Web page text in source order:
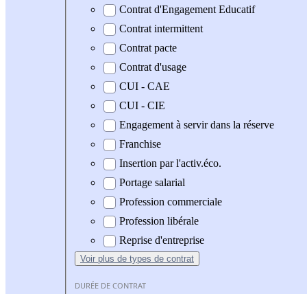
Contrat d'Engagement Educatif
Contrat intermittent
Contrat pacte
Contrat d'usage
CUI - CAE
CUI - CIE
Engagement à servir dans la réserve
Franchise
Insertion par l'activ.éco.
Portage salarial
Profession commerciale
Profession libérale
Reprise d'entreprise
Voir plus de types de contrat
DURÉE DE CONTRAT